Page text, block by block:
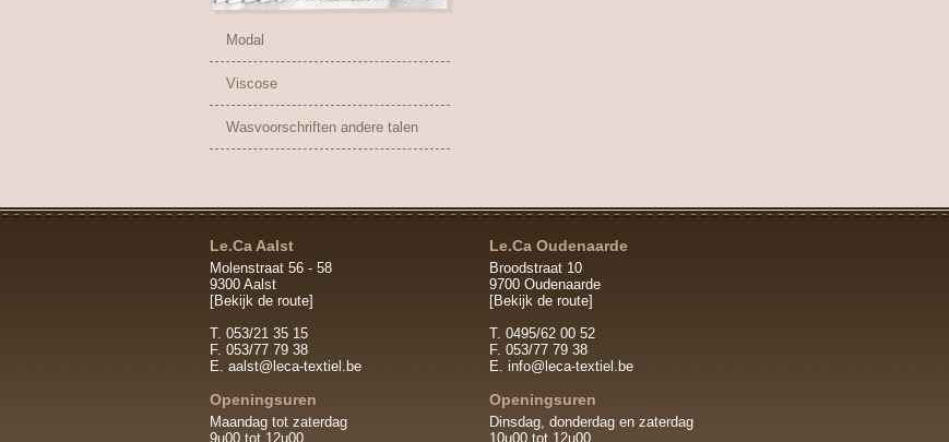
Modal
Viscose
Wasvoorschriften andere talen
Le.Ca Aalst
Molenstraat 56 - 58
9300 Aalst
[Bekijk de route]
T. 053/21 35 15
F. 053/77 79 38
E. aalst@leca-textiel.be
Openingsuren
Maandag tot zaterdag
9u00 tot 12u00
Le.Ca Oudenaarde
Broodstraat 10
9700 Oudenaarde
[Bekijk de route]
T. 0495/62 00 52
F. 053/77 79 38
E. info@leca-textiel.be
Openingsuren
Dinsdag, donderdag en zaterdag
10u00 tot 12u00